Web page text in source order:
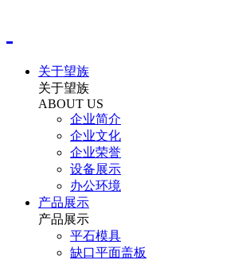
关于望族
关于望族
ABOUT US
企业简介
企业文化
企业荣誉
设备展示
办公环境
产品展示
产品展示
平石模具
缺口平面盖板